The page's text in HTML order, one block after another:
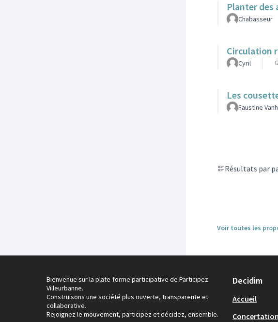
Planter des
Chabasseur
Circulation
Cyril
Les
Faustine
Résultats par
Voir toutes les
Bienvenue sur la plate-forme participative de Participez
Villeurbanne.
Construisons une société plus ouverte, transparente et
collaborative.
Rejoignez le mouvement, participez et décidez, ensemble.
Decidim
Accueil